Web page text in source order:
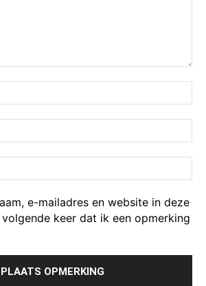
e-mailadres en website in deze
keer dat ik een opmerking